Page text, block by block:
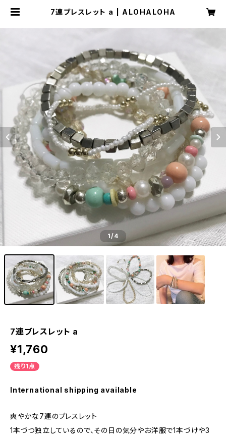
7連ブレスレット a | ALOHALOHA
1/4
7連ブレスレット a
¥1,760
残り1点
International shipping available
爽やかな7連のブレスレット
1本づつ独立しているので、その日の気分やお洋服で1本づけや3